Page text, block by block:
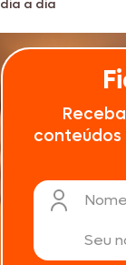
dia a dia
conteúdos